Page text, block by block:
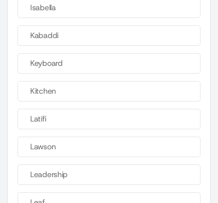
Isabella
Kabaddi
Keyboard
Kitchen
Latifi
Lawson
Leadership